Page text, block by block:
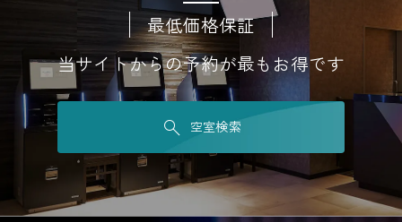
最低価格保証
当サイトからの予約が最もお得です
空室検索